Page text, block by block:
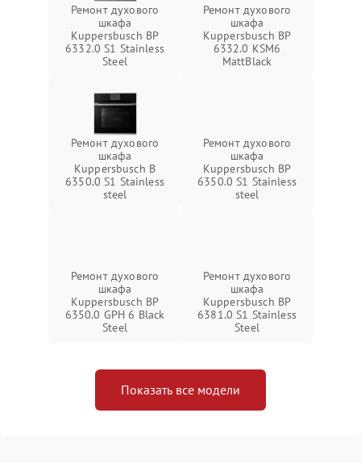
Ремонт духового
шкафа
Kuppersbusch BP
6332.0 S1 Stainless
Steel
Ремонт духового
шкафа
Kuppersbusch BP
6332.0 KSM6
MattBlack
Ремонт духового
шкафа
Kuppersbusch B
6350.0 S1 Stainless
steel
Ремонт духового
шкафа
Kuppersbusch BP
6350.0 S1 Stainless
steel
Ремонт духового
шкафа
Kuppersbusch BP
6350.0 GPH 6 Black
Steel
Ремонт духового
шкафа
Kuppersbusch BP
6381.0 S1 Stainless
Steel
Показать все модели